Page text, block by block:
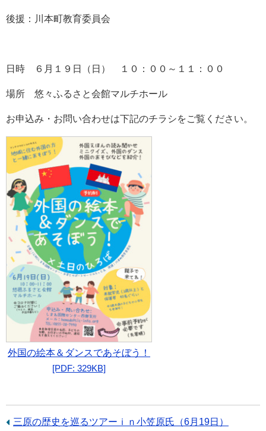
後援：川本町教育委員会
日時 ６月１９日（日） １０：００～１１：００
場所 悠々ふるさと会館マルチホール
お申込み・お問い合わせは下記のチラシをご覧ください。
外国の絵本＆ダンスであそぼう！
[PDF: 329KB]
前
三原の歴史を巡るツアーｉｎ小笠原氏（6月19日）